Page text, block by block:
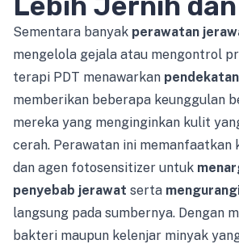
Sementara banyak perawatan
mengelola gejala atau mengontrol
terapi PDT menawarkan
memberikan beberapa keunggulan
mereka yang menginginkan kulit
cerah. Perawatan ini memanfaatkan
dan agen fotosensitizer untuk
penyebab jerawat serta
langsung pada sumbernya. Dengan
bakteri maupun kelenjar minyak